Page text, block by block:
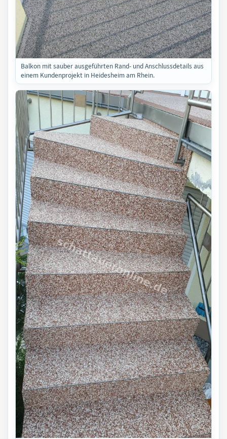
Balkon mit sauber ausgeführten Rand- und Anschlussdetails aus
einem Kundenprojekt in Heidesheim am Rhein.